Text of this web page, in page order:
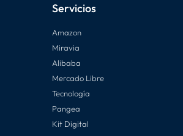
Servicios
Amazon
Miravia
Alibaba
Mercado Libre
Tecnología
Pangea
Kit Digital